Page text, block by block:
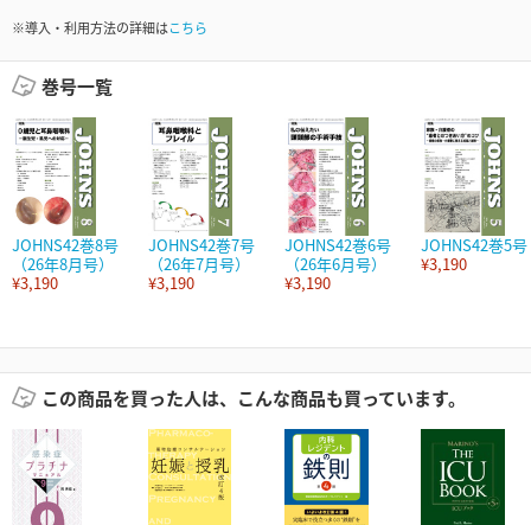
※導入・利用方法の詳細はこちら
巻号一覧
JOHNS42巻8号
（26年8月号）
¥3,190
JOHNS42巻7号
（26年7月号）
¥3,190
JOHNS42巻6号
（26年6月号）
¥3,190
JOHNS42巻5号
¥3,190
この商品を買った人は、こんな商品も買っています。